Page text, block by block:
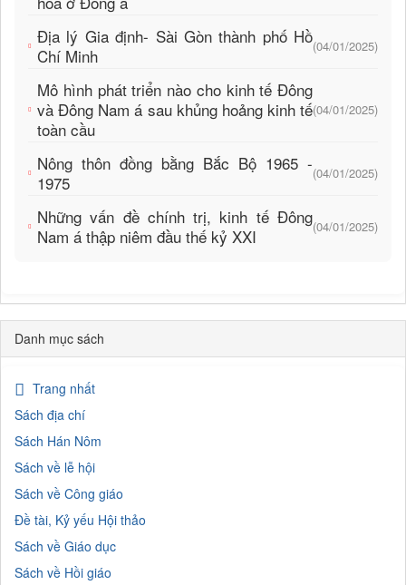
Địa lý Gia định- Sài Gòn thành phố Hồ
Chí Minh
(04/01/2025)
Mô hình phát triển nào cho kinh tế Đông
và Đông Nam á sau khủng hoảng kinh tế
toàn cầu
(04/01/2025)
Nông thôn đồng bằng Bắc Bộ 1965 -
1975
(04/01/2025)
Những vấn đề chính trị, kinh tế Đông
Nam á thập niêm đầu thế kỷ XXI
(04/01/2025)
Danh mục sách
Trang nhất
Sách địa chí
Sách Hán Nôm
Sách về lễ hội
Sách về Công giáo
Đề tài, Kỷ yếu Hội thảo
Sách về Giáo dục
Sách về Hồi giáo